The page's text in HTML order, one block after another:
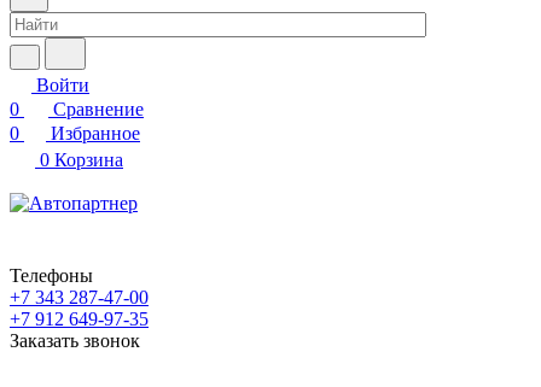
Войти
0
Сравнение
0
Избранное
0 Корзина
Телефоны
+7 343 287-47-00
+7 912 649-97-35
Заказать звонок